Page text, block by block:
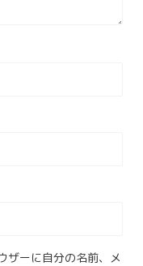
ザーに自分の名前、メ